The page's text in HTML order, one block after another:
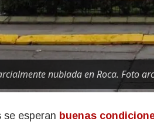
nublada en Roca. Foto
se esperan buenas